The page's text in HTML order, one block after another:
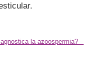
la azoospermia? –